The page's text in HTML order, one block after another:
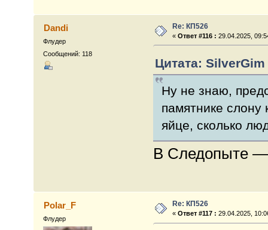
Dandi
Флудер
Сообщений: 118
Re: КП526
«Ответ #116 : 29.04.2025,
Цитата: SilverGim
Ну не знаю,
памятнике слону
яйце, сколько
В Следопыте
Polar_F
Флудер
Re: КП526
«Ответ #117 : 29.04.2025,